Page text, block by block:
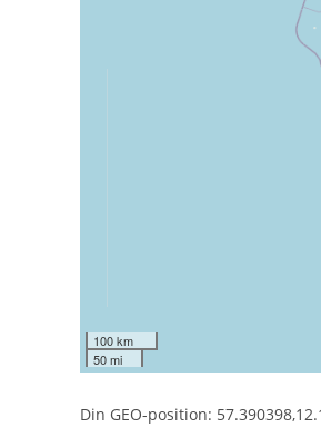
100 km
50 mi
Din GEO-position: